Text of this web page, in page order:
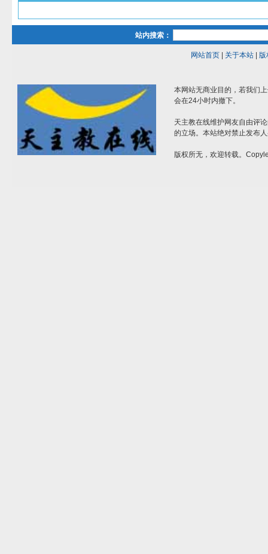
站内搜索：
网站首页| 关于本站| 版
本网站无商业目的，若我们
会在24小时内撤下。
天主教在线维护网友自由评
的立场。本站绝对禁止发布
版权所无，欢迎转载。